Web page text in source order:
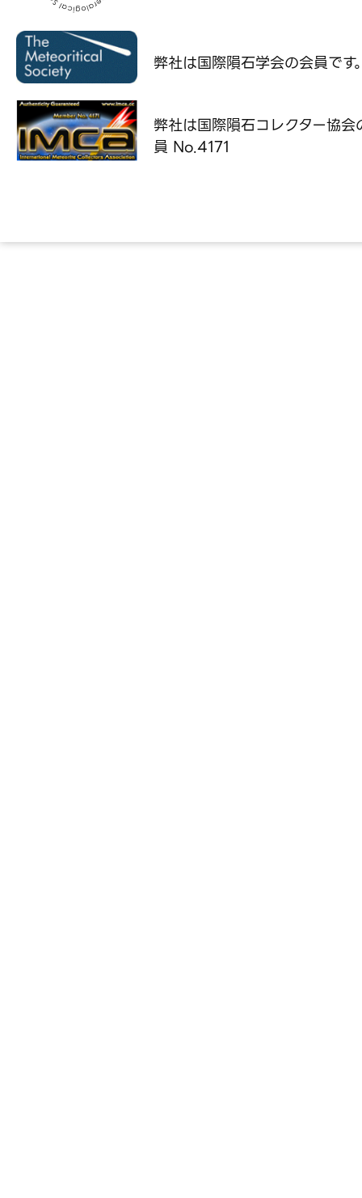
弊社は国際隕石学会の会員です
弊社は国際隕石コレクター協会
員 No.4171